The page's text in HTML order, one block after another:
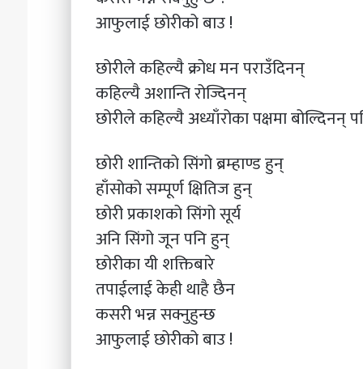
आफुलाई छोरीको बाउ !
छोरीले कहिल्यै क्रोध मन पराउँदिनन्
कहिल्यै अशान्ति रोज्दिनन्
छोरीले कहिल्यै अध्याँरोका पक्षमा बोल्दिनन्
छोरी शान्तिको सिंगो ब्रम्हाण्ड हुन्
हाँसोको सम्पूर्ण क्षितिज हुन्
छोरी प्रकाशको सिंगो सूर्य
अनि सिंगो जून पनि हुन्
छोरीका यी शक्तिबारे
तपाईलाई केही थाहै छैन
कसरी भन्न सक्नुहुन्छ
आफुलाई छोरीको बाउ !